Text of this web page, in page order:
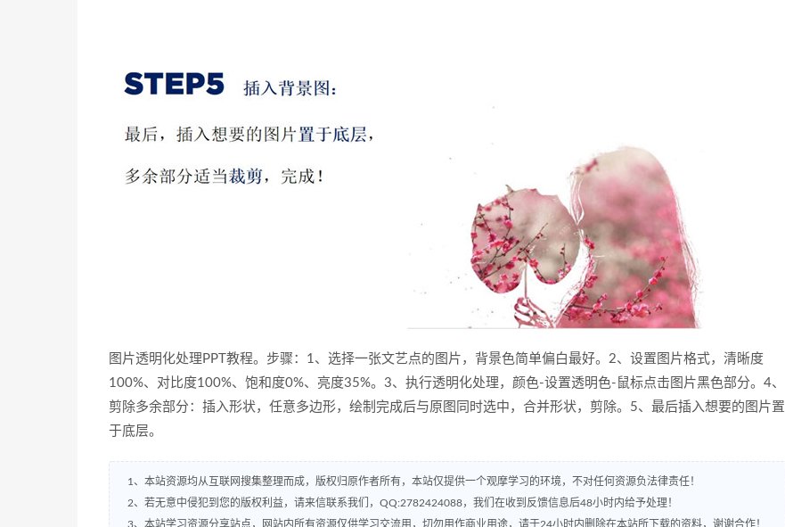
图片透明化处理PPT教程。步骤：1、选择一张文艺点的图片，背景色简单偏白最好。2、设置图片格式，清晰度
100%、对比度100%、饱和度0%、亮度35%。3、执行透明化处理，颜色-设置透明色-鼠标点击图片黑色部分。4、
剪除多余部分：插入形状，任意多边形，绘制完成后与原图同时选中，合并形状，剪除。5、最后插入想要的图片置
于底层。
1、本站资源均从互联网搜集整理而成，版权归原作者所有，本站仅提供一个观摩学习的环境，不对任何资源负法律责任！
2、若无意中侵犯到您的版权利益，请来信联系我们，QQ:2782424088，我们在收到反馈信息后48小时内给予处理！
3、本站学习资源分享站点，网站内所有资源仅供学习交流用，切勿用作商业用途，请于24小时内删除在本站所下载的资料，谢谢合作！